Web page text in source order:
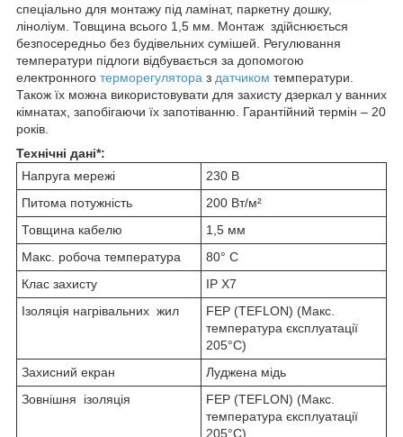
спеціально для монтажу під ламінат, паркетну дошку,
ліноліум. Товщина всього 1,5 мм. Монтаж здійснюється
безпосередньо без будівельних сумішей. Регулювання
температури підлоги відбувається за допомогою
електронного терморегулятора з датчиком температури.
Також їх можна використовувати для захисту дзеркал у ванних
кімнатах, запобігаючи їх запотіванню. Гарантійний термін – 20
років.
Технічні дані*:
Напруга мережі
230 В
Питома потужність
200 Вт/м²
Товщина кабелю
1,5 мм
Макс. робоча температура
80° С
Клас захисту
IP X7
Ізоляція нагрівальних жил
FEP (TEFLON) (Макс.
температура єксплуатації
205°С)
Захисний екран
Луджена мідь
Зовнішня ізоляція
FEP (TEFLON) (Макс.
температура єксплуатації
205°С)